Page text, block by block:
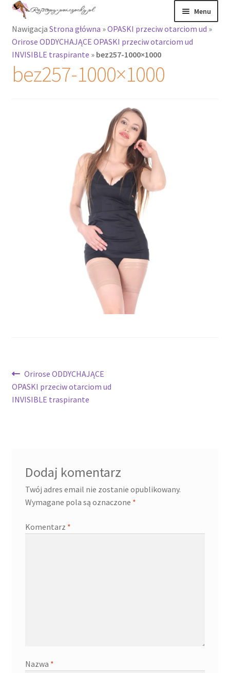
Przejdź
nawigacji
Przejdź
treści
Menu
Rajstopy
Rozwiń
menu
potomne
Rozwiń
menu
potomne
Nawigacja Strona główna »OPASKI przeciw otarciom ud »
Orirose ODDYCHAJĄCE OPASKI przeciw otarciom ud
INVISIBLE traspirante » bez257-1000×1000
bez257-1000×1000
Nawigacja
wpisu
Poprzedni
wpis:
Orirose ODDYCHAJĄCE
OPASKI przeciw otarciom ud
INVISIBLE traspirante
Dodaj komentarz
Twój adres email nie zostanie opublikowany.
Wymagane pola są oznaczone *
Komentarz *
Nazwa *